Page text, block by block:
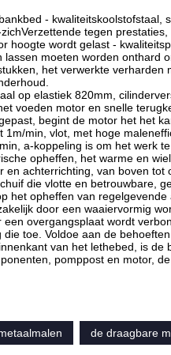
-
tegen
hoogte wordt gelast -
moeten worden onthard
het verwerkte
op elastiek 820mm,
voeden motor en snelle
begint de motor het het
min, vlot, met hoge
a-koppeling is om het werk te
opheffen, het warme en
achterrichting, van boven
die vlotte en betrouwbare,
het opheffen van
door een waaiervormig
overgangsplaat wordt
toe. Voldoe aan de
van het lethebed, is
pomppost en motor,
de draagbare